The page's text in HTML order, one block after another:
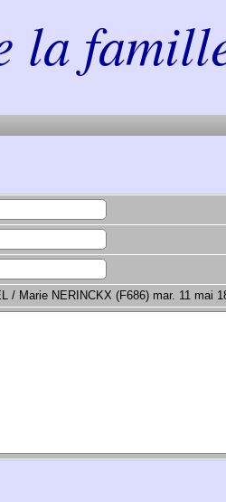
la
/ Marie NERINCKX (F686) mar. 11 mai